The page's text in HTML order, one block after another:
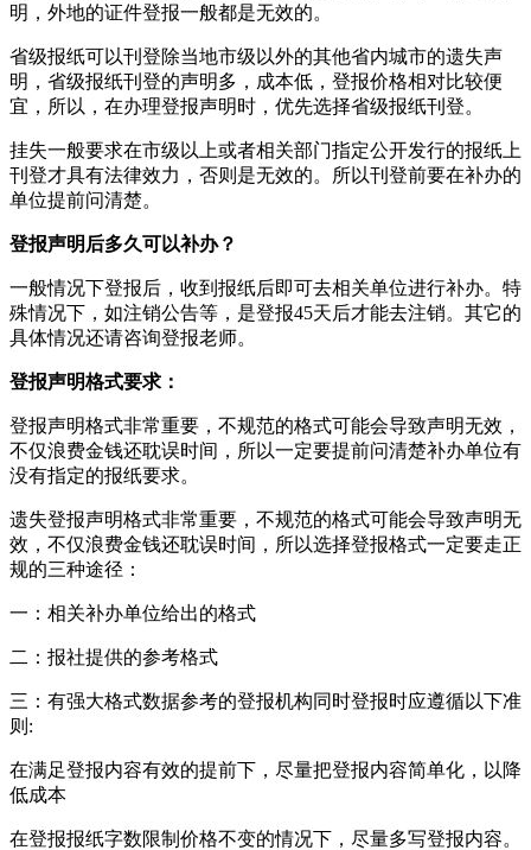
明，外地的证件登报一般都是无效的。
省级报纸可以刊登除当地市级以外的其他省内城市的遗失声
明，省级报纸刊登的声明多，成本低，登报价格相对比较便
宜，所以，在办理登报声明时，优先选择省级报纸刊登。
挂失一般要求在市级以上或者相关部门指定公开发行的报纸上
刊登才具有法律效力，否则是无效的。所以刊登前要在补办的
单位提前问清楚。
登报声明后多久可以补办？
一般情况下登报后，收到报纸后即可去相关单位进行补办。特
殊情况下，如注销公告等，是登报45天后才能去注销。其它的
具体情况还请咨询登报老师。
登报声明格式要求：
登报声明格式非常重要，不规范的格式可能会导致声明无效，
不仅浪费金钱还耽误时间，所以一定要提前问清楚补办单位有
没有指定的报纸要求。
遗失登报声明格式非常重要，不规范的格式可能会导致声明无
效，不仅浪费金钱还耽误时间，所以选择登报格式一定要走正
规的三种途径：
一：相关补办单位给出的格式
二：报社提供的参考格式
三：有强大格式数据参考的登报机构同时登报时应遵循以下准
则:
在满足登报内容有效的提前下，尽量把登报内容简单化，以降
低成本
在登报报纸字数限制价格不变的情况下，尽量多写登报内容。